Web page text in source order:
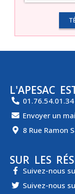
L'APESAC
01.76.54.01.34
Envoyer un
8 Rue Ramon
SUR LES
Suivez-nous
Suivez-nous